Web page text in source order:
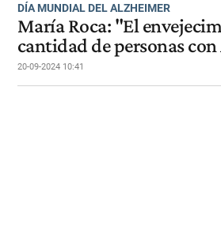
DÍA MUNDIAL DEL ALZHEIMER
María Roca: "El
cantidad de personas
20-09-2024 10:41